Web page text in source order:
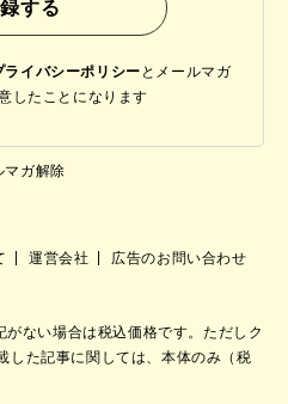
ライバシーポリシー と メールマガ
したことになります
マガ解除
運営会社
広告のお問い合わせ
ない場合は税込価格です。ただしク
した記事に関しては、本体のみ（税